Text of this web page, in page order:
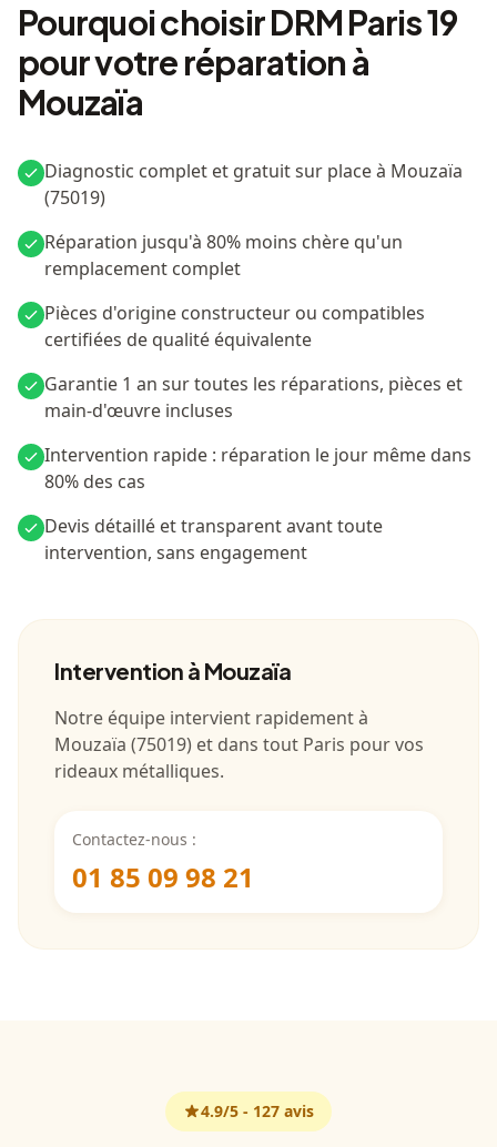
Pourquoi choisir DRM Paris 19
pour votre réparation à
Mouzaïa
Diagnostic complet et gratuit sur place à Mouzaïa
(75019)
Réparation jusqu'à 80% moins chère qu'un
remplacement complet
Pièces d'origine constructeur ou compatibles
certifiées de qualité équivalente
Garantie 1 an sur toutes les réparations, pièces et
main-d'œuvre incluses
Intervention rapide : réparation le jour même dans
80% des cas
Devis détaillé et transparent avant toute
intervention, sans engagement
Intervention à Mouzaïa
Notre équipe intervient rapidement à
Mouzaïa (75019) et dans tout Paris pour vos
rideaux métalliques.
Contactez-nous :
01 85 09 98 21
4.9/5 - 127 avis